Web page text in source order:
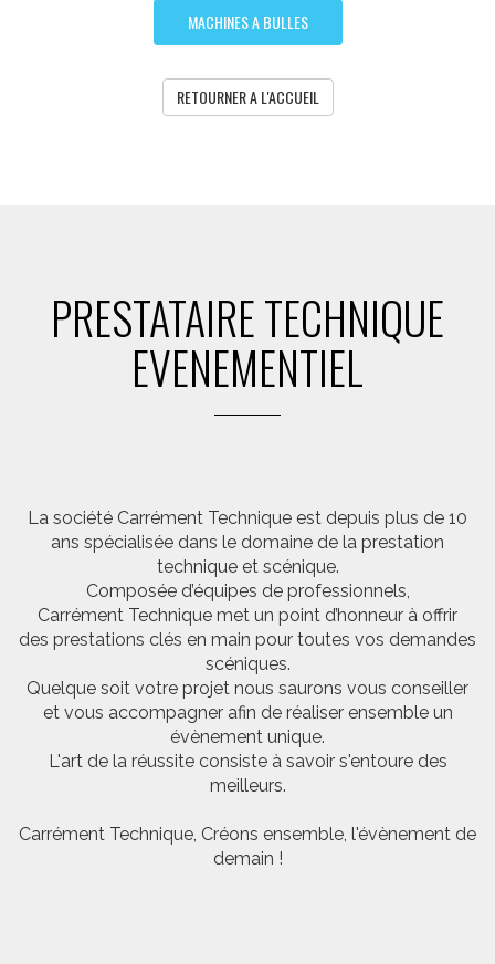
MACHINES A BULLES
RETOURNER A L'ACCUEIL
PRESTATAIRE TECHNIQUE
EVENEMENTIEL
La société Carrément Technique est depuis plus de 10
ans spécialisée dans le domaine de la prestation
technique et scénique.
Composée d’équipes de professionnels,
Carrément Technique met un point d’honneur à offrir
des prestations clés en main pour toutes vos demandes
scéniques.
Quelque soit votre projet nous saurons vous conseiller
et vous accompagner afin de réaliser ensemble un
évènement unique.
L'art de la réussite consiste à savoir s'entoure des
meilleurs.
Carrément Technique, Créons ensemble, l'évènement de
demain !